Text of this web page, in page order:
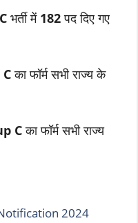
भर्ती में 182पद दिए गए
Cका फॉर्म सभी राज्य के
Cका फॉर्म सभी राज्य
2024